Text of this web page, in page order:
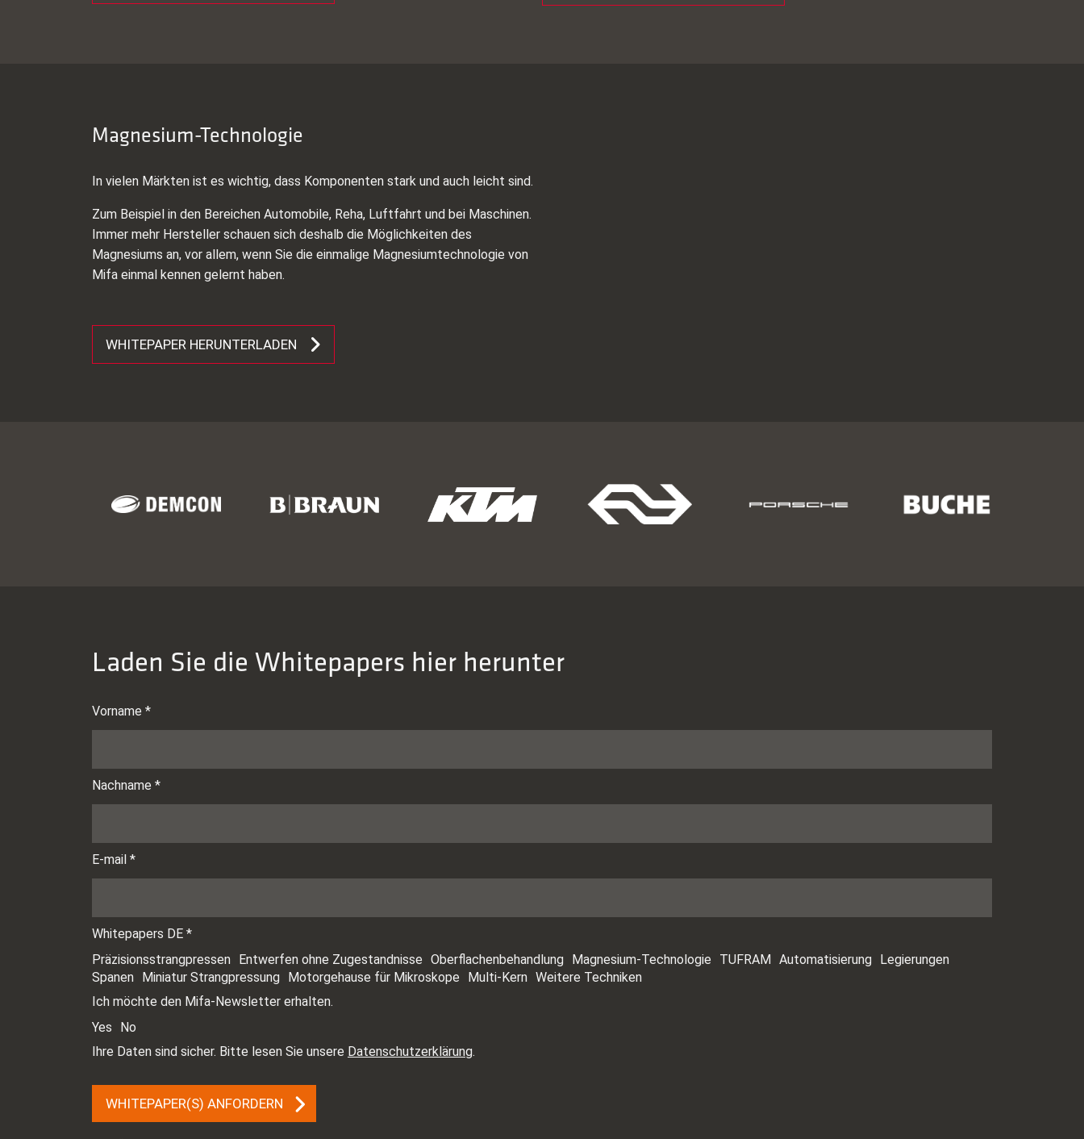
Magnesium-Technologie
In vielen Märkten ist es wichtig, dass Komponenten stark und auch leicht sind.
Zum Beispiel in den Bereichen Automobile, Reha, Luftfahrt und bei Maschinen.
Immer mehr Hersteller schauen sich deshalb die Möglichkeiten des
Magnesiums an, vor allem, wenn Sie die einmalige Magnesiumtechnologie von
Mifa einmal kennen gelernt haben.
WHITEPAPER HERUNTERLADEN
Laden Sie die Whitepapers hier herunter